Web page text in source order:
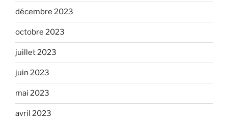
décembre 2023
octobre 2023
juillet 2023
juin 2023
mai 2023
avril 2023